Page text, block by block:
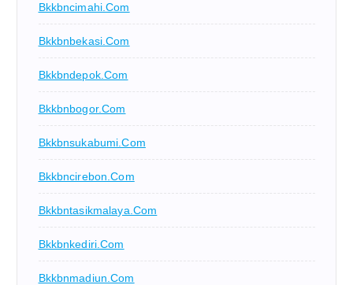
Bkkbncimahi.com
Bkkbnbekasi.com
Bkkbndepok.com
Bkkbnbogor.com
Bkkbnsukabumi.com
Bkkbncirebon.com
Bkkbntasikmalaya.com
Bkkbnkediri.com
Bkkbnmadiun.com